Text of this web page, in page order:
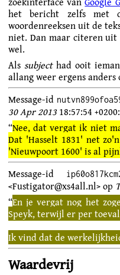
het bericht zelfs met
woordenreeksen uit de
niet. Dan maar citeren
wel.
Als subjecthad ooit
allang weer ergens anders
Message-id
30 Apr 2013 18:57:54 +0200:
“Nee, dat vergat ik niet
Dat 'Hasselt 1831' net
'Nieuwpoort 1600' is al
Message-id
<Fustigator@xs4all.nl> op
“En je vergat nog het
Speyk, terwijl er per
Ik vind dat de
Waardevrij